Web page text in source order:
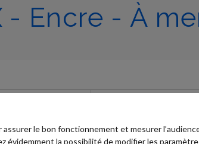
- Encre - À
le bon fonctionnement et mesurer
évidemment la possibilité de modifier les